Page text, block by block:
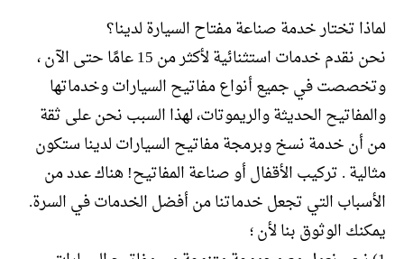
لماذا تختار خدمة صناعة مفتاح السيارة لدينا؟
نحن نقدم خدمات استثنائية لأكثر من 15 عامًا حتى الآن ،
وتخصصت في جميع أنواع مفاتيح السيارات وخدماتها
والمفاتيح الحديثة والريموتات، لهذا السبب نحن على ثقة
من أن خدمة نسخ وبرمجة مفاتيح السيارات لدينا ستكون
مثالية . تركيب الأقفال أو صناعة المفاتيح! هناك عدد من
الأسباب التي تجعل خدماتنا من أفضل الخدمات في السرة.
يمكنك الوثوق بنا لأن ؛